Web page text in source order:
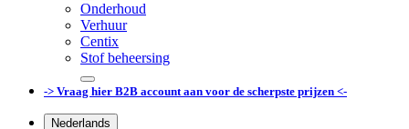
Onderhoud
Verhuur
Centix
Stof beheersing
-> Vraag hier B2B account aan voor de scherpste prijzen <-
Nederlands